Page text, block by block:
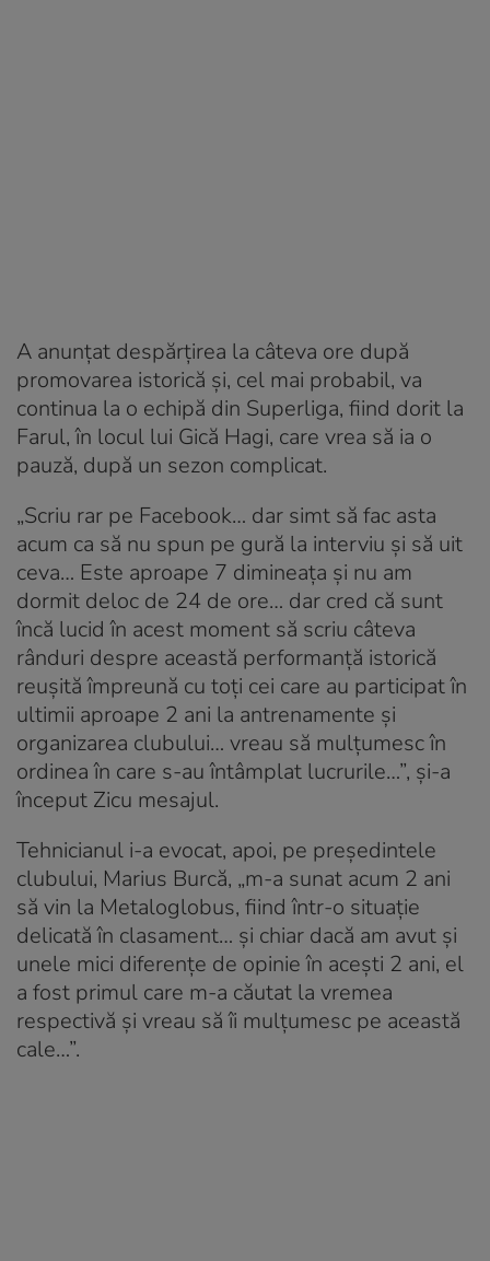
A anunțat despărțirea la câteva ore după
promovarea istorică și, cel mai probabil, va
continua la o echipă din Superliga, fiind dorit la
Farul, în locul lui Gică Hagi, care vrea să ia o
pauză, după un sezon complicat.
„Scriu rar pe Facebook… dar simt să fac asta
acum ca să nu spun pe gură la interviu și să uit
ceva… Este aproape 7 dimineața și nu am
dormit deloc de 24 de ore… dar cred că sunt
încă lucid în acest moment să scriu câteva
rânduri despre această performanță istorică
reușită împreună cu toți cei care au participat în
ultimii aproape 2 ani la antrenamente și
organizarea clubului… vreau să mulțumesc în
ordinea în care s-au întâmplat lucrurile…”, și-a
început Zicu mesajul.
Tehnicianul i-a evocat, apoi, pe președintele
clubului, Marius Burcă, „m-a sunat acum 2 ani
să vin la Metaloglobus, fiind într-o situație
delicată în clasament… și chiar dacă am avut și
unele mici diferențe de opinie în acești 2 ani, el
a fost primul care m-a căutat la vremea
respectivă și vreau să îi mulțumesc pe această
cale…”.